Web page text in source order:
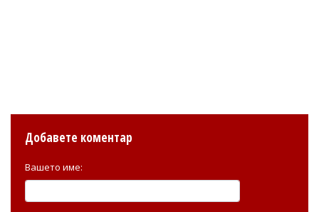
Добавете коментар
Вашето име: